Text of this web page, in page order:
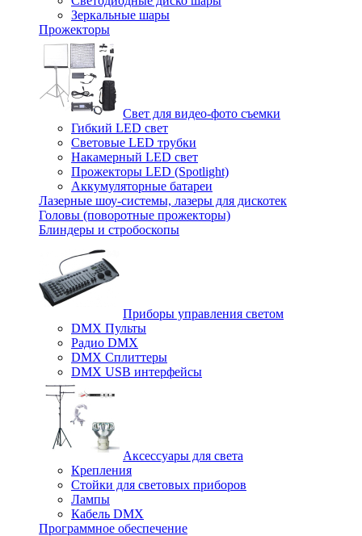
Зеркальные шары
Прожекторы
Свет для видео-фото съемки
Гибкий LED свет
Световые LED трубки
Накамерный LED свет
Прожекторы LED (Spotlight)
Аккумуляторные батареи
Лазерные шоу-системы, лазеры для дискотек
Головы (поворотные прожекторы)
Блиндеры и стробоскопы
Приборы управления светом
DMX Пульты
Радио DMX
DMX Сплиттеры
DMX USB интерфейсы
Аксессуары для света
Крепления
Стойки для световых приборов
Лампы
Кабель DMX
Программное обеспечение